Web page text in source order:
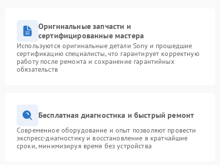
Оригинальные запчасти и
сертифицированные мастера
Используются оригинальные детали Sony и прошедшие
сертификацию специалисты, что гарантирует корректную
работу после ремонта и сохранение гарантийных
обязательств
Бесплатная диагностика и быстрый ремонт
Современное оборудование и опыт позволяют провести
экспресс-диагностику и восстановление в кратчайшие
сроки, минимизируя время без устройства